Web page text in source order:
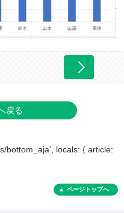
戻る
bottom_aja', locals: { article:
ページトップへ